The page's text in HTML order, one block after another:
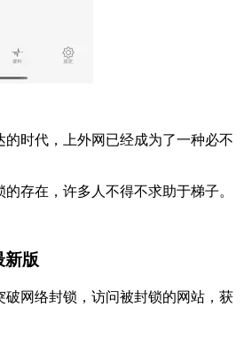
时代，上外网已经成为了一种必不
存在，许多人不得不求助于梯子。
新版
网络封锁，访问被封锁的网站，获